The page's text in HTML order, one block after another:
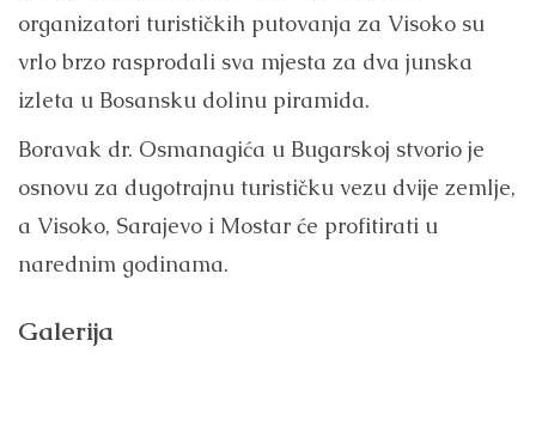
organizatori turističkih putovanja za Visoko su
vrlo brzo rasprodali sva mjesta za dva junska
izleta u Bosansku dolinu piramida.
Boravak dr. Osmanagića u Bugarskoj stvorio je
osnovu za dugotrajnu turističku vezu dvije zemlje,
a Visoko, Sarajevo i Mostar će profitirati u
narednim godinama.
Galerija